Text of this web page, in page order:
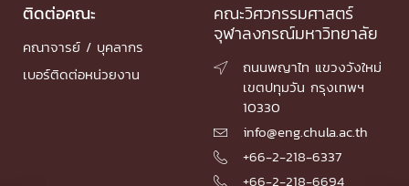
ติดต่อคณะ
คณาจารย์ / บุคลากร
เบอร์ติดต่อหน่วยงาน
คณะวิศวกรรมศาสตร์
จุฬาลงกรณ์มหาวิทยาลัย

ถนนพญาไท แขวงวังใหม่
เขตปทุมวัน กรุงเทพฯ
10330
 info@eng.chula.ac.th
 +66-2-218-6337
 +66-2-218-6694